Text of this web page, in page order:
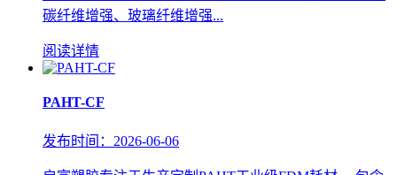
碳纤维增强、玻璃纤维增强...
阅读详情
PAHT-CF
发布时间：2026-06-06